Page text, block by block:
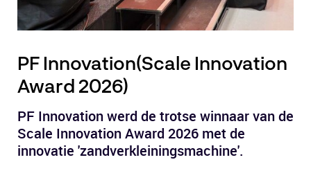
PF Innovation(Scale Innovation
Award 2026)
PF Innovation werd de trotse winnaar van de
Scale Innovation Award 2026 met de
innovatie 'zandverkleiningsmachine'.